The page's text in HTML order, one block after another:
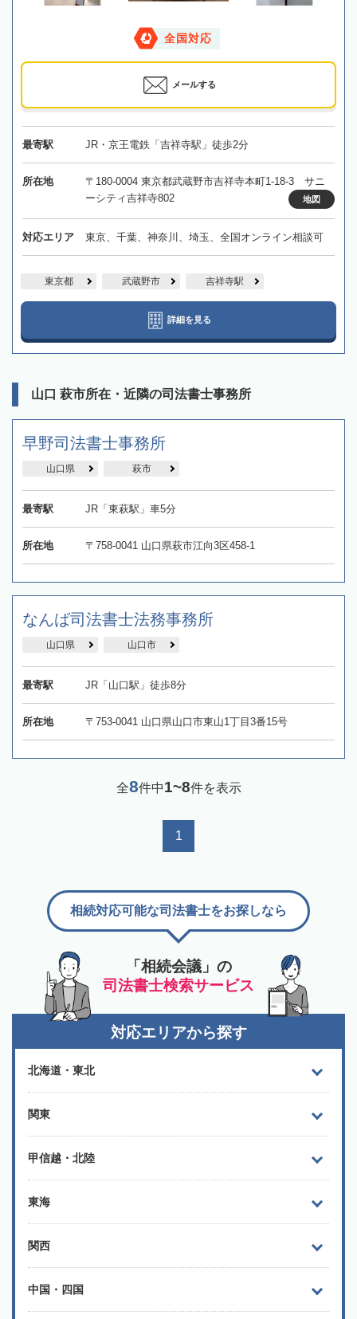
全国対応
メールする
最寄駅 JR・京王電鉄「吉祥寺駅」徒歩2分
所在地
〒180-0004 東京都武蔵野市吉祥寺本町1-18-3 サニ
ーシティ吉祥寺802
地図
対応エリア 東京、千葉、神奈川、埼玉、全国オンライン相談可
東京都 武蔵野市 吉祥寺駅
詳細を見る
山口 萩市所在・近隣の司法書士事務所
​早野司法書士事務所
山口県 萩市
最寄駅 JR「東萩駅」車5分
所在地 〒758-0041 山口県萩市江向3区458-1
なんば司法書士法務事務所
山口県 山口市
最寄駅 JR「山口駅」徒歩8分
所在地 〒753-0041 山口県山口市東山1丁目3番15号
全8件中1~8件を表示
1
「相続会議」の
司法書士検索サービス
相続対応可能な司法書士をお探しなら
対応エリアから探す
北海道・東北
関東
甲信越・北陸
東海
関西
中国・四国